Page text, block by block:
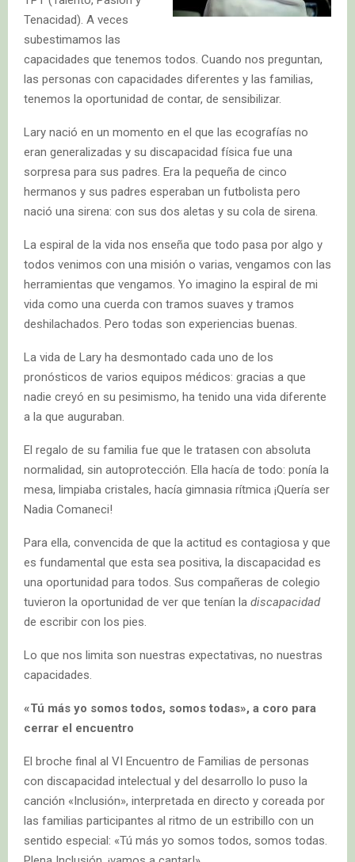
Tenacidad). A veces
subestimamos las
capacidades que tenemos todos. Cuando nos preguntan,
las personas con capacidades diferentes y las familias,
tenemos la oportunidad de contar, de sensibilizar.
Lary nació en un momento en el que las ecografías no
eran generalizadas y su discapacidad física fue una
sorpresa para sus padres. Era la pequeña de cinco
hermanos y sus padres esperaban un futbolista pero
nació una sirena: con sus dos aletas y su cola de sirena.
La espiral de la vida nos enseña que todo pasa por algo y
todos venimos con una misión o varias, vengamos con las
herramientas que vengamos. Yo imagino la espiral de mi
vida como una cuerda con tramos suaves y tramos
deshilachados. Pero todas son experiencias buenas.
La vida de Lary ha desmontado cada uno de los
pronósticos de varios equipos médicos: gracias a que
nadie creyó en su pesimismo, ha tenido una vida diferente
a la que auguraban.
El regalo de su familia fue que le tratasen con absoluta
normalidad, sin autoprotección. Ella hacía de todo: ponía la
mesa, limpiaba cristales, hacía gimnasia rítmica ¡Quería ser
Nadia Comaneci!
Para ella, convencida de que la actitud es contagiosa y que
es fundamental que esta sea positiva, la discapacidad es
una oportunidad para todos. Sus compañeras de colegio
tuvieron la oportunidad de ver que tenían la discapacidad
de escribir con los pies.
Lo que nos limita son nuestras expectativas, no nuestras
capacidades.
«Tú más yo somos todos, somos todas», a coro para
cerrar el encuentro
El broche final al VI Encuentro de Familias de personas
con discapacidad intelectual y del desarrollo lo puso la
canción «Inclusión», interpretada en directo y coreada por
las familias participantes al ritmo de un estribillo con un
sentido especial: «Tú más yo somos todos, somos todas.